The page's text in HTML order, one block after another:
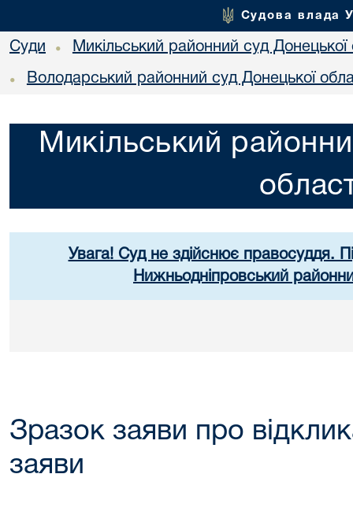
Судова влада
Суди • Микільський районний суд Донецької
• Володарський районний суд Донецької
Микільський
Увага! Суд не здійснює правосуддя.
Нижньодніпровський
Зразок заяви про
заяви